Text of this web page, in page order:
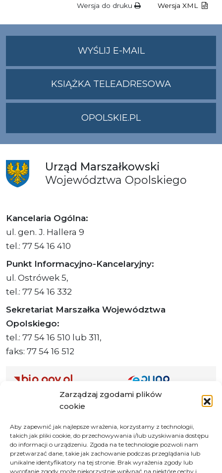
Zarządzaj zgodami plików
cookie
Aby zapewnić jak najlepsze wrażenia, korzystamy z technologii,
takich jak pliki cookie, do przechowywania i/lub uzyskiwania dostępu
do informacji o urządzeniu. Zgoda na te technologie pozwoli nam
przetwarzać dane, takie jak zachowanie podczas przeglądania lub
unikalne identyfikatory na tej stronie. Brak wyrażenia zgody lub
wycofanie zgody może niekorzystnie wpłynąć na niektóre cechy i
Wersja do druku Wersja XML
WYŚLIJ E-MAILNA
ADRES
KSIĄŻKA TELEADRESOWA
OPOLSKIE.PL
Urząd Marszałkowski
Województwa Opolskiego
Kancelaria Ogólna:
ul. gen. J. Hallera 9
tel.: 77 54 16 410
Punkt Informacyjno-Kancelaryjny:
ul. Ostrówek 5,
tel.: 77 54 16 332
Sekretariat Marszałka Województwa
Opolskiego:
tel.: 77 54 16 510 lub 311,
faks: 77 54 16 512
Adres ePUAP Urzędu: /q877fxtk55/SkrytkaESP
Urzędu: AE:PL-66703-73759-IGTUV-14
Polityka prywatności